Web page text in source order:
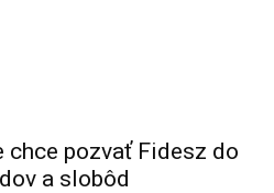
chce pozvať Fidesz do
a slobôd